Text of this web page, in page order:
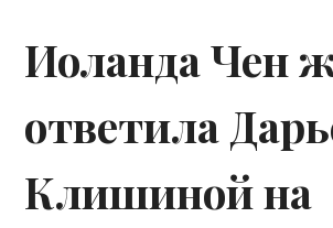
Иоланда Чен
ответила
Клишиной на